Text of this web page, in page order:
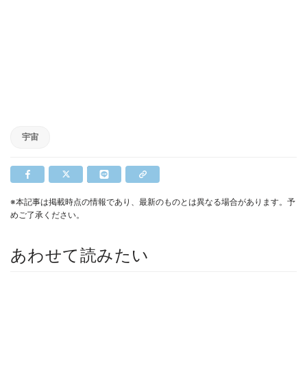
宇宙
※本記事は掲載時点の情報であり、最新のものとは異なる場合があります。予
めご了承ください。
あわせて読みたい